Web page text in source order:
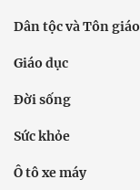
Dân tộc và Tôn giáo
Giáo dục
Đời sống
Sức khỏe
Ô tô xe máy